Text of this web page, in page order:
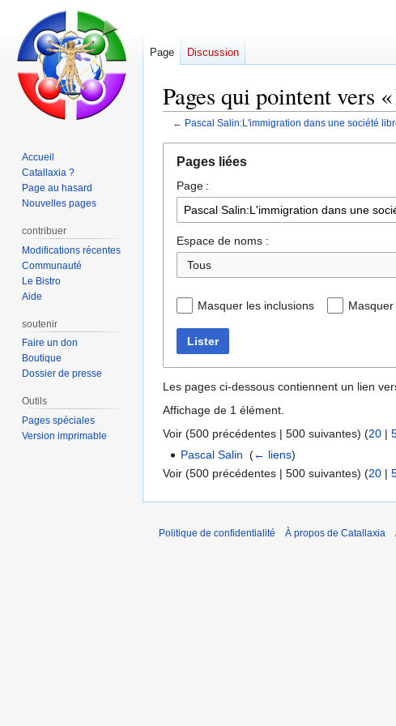
Pages qui pointent vers
← Pascal Salin:L'immigration dans une société
navigation
recherche
Pages liées
Page :
Espace de noms :
Tous
Masquer les inclusions
Lister
Les pages ci-dessous contiennent un lien
Affichage de 1 élément.
Voir (500 précédentes | 500 suivantes) (20 |
Pascal Salin ‎(← liens)
Voir (500 précédentes | 500 suivantes) (20 |
Page Discussion
Accueil
Catallaxia ?
Page au hasard
Nouvelles pages
contribuer
Modifications récentes
Communauté
Le Bistro
Aide
soutenir
Faire un don
Boutique
Dossier de presse
Outils
Pages spéciales
Version imprimable
Politique de confidentialité À propos de Catallaxia